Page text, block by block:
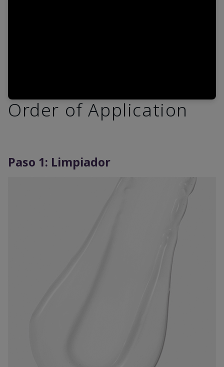
Order of Application
Paso 1: Limpiador